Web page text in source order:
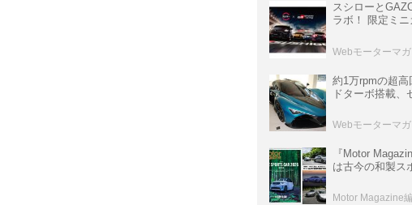
スシローと
ラボ！ 限定ミ
ト体験があたる
開
Webモーターマ
約1万rpmの超高
ドターボ搭載、
イパーカー【ス
クル・完全版／
Webモーターマ
『Motor
は古今の和製ス
情報も満載
Motor Magazine